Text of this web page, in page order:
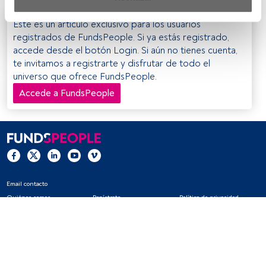
datos para proporcionar:
Utilizar datos de localización geográfica precisa. Analizar
activamente las características del dispositivo para su
identificación. Almacenar la información en un dispositivo
y/o acceder a ella.
Este es un artículo exclusivo para los usuarios
registrados de FundsPeople. Si ya estás registrado,
accede desde el botón Login. Si aún no tienes cuenta,
te invitamos a registrarte y disfrutar de todo el
universo que ofrece FundsPeople.
Accede a FundsPeople
Email contacto
Quiénes somos
Regístrate
Política de privacidad